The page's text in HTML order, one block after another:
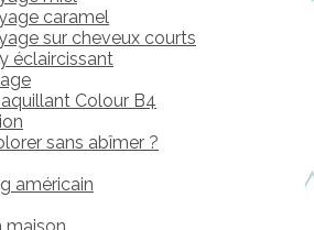
caramel
sur cheveux courts
éclaircissant
Colour B4
sans abîmer ?
américain